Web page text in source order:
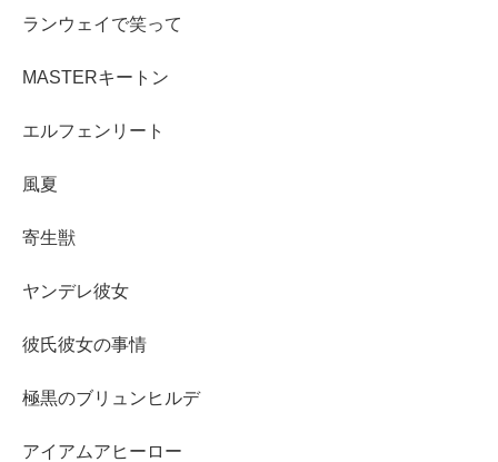
ランウェイで笑って
MASTERキートン
エルフェンリート
風夏
寄生獣
ヤンデレ彼女
彼氏彼女の事情
極黒のブリュンヒルデ
アイアムアヒーロー